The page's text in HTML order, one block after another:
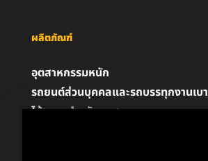
ผลิตภัณฑ์
อุตสาหกรรมหนัก
รถยนต์ส่วนบุคคลและรถบรรทุกงานเบา
ไส้กรองสำหรับอุตสาหกรรม